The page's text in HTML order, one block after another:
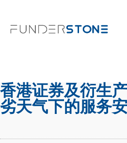
香港证券及衍生
劣天气下的服务